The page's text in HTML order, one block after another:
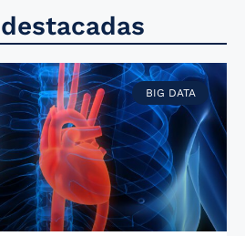
BIG DATA